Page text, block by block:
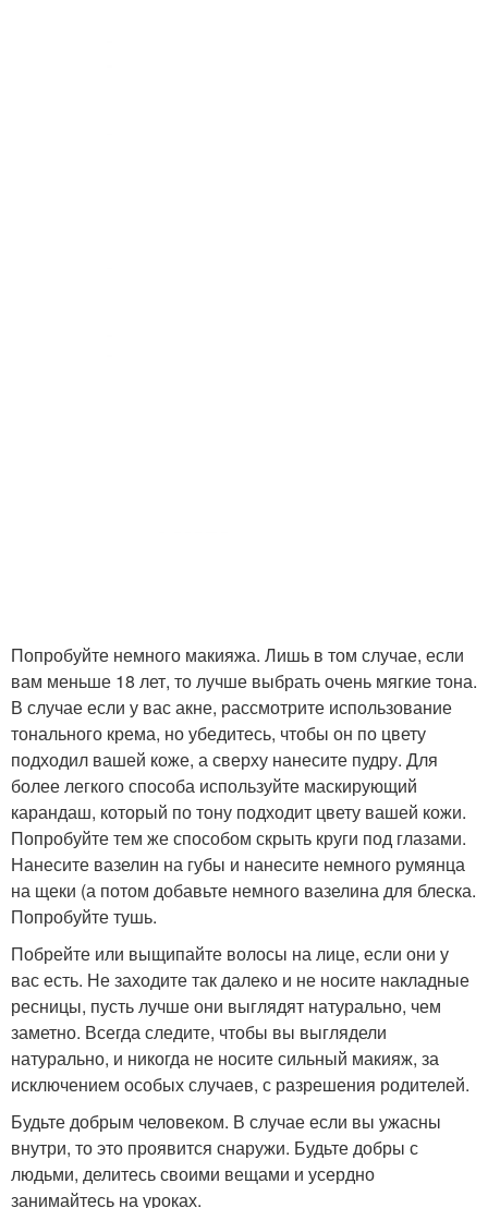
Попробуйте немного макияжа. Лишь в том случае, если
вам меньше 18 лет, то лучше выбрать очень мягкие тона.
В случае если у вас акне, рассмотрите использование
тонального крема, но убедитесь, чтобы он по цвету
подходил вашей коже, а сверху нанесите пудру. Для
более легкого способа используйте маскирующий
карандаш, который по тону подходит цвету вашей кожи.
Попробуйте тем же способом скрыть круги под глазами.
Нанесите вазелин на губы и нанесите немного румянца
на щеки (а потом добавьте немного вазелина для блеска.
Попробуйте тушь.
Побрейте или выщипайте волосы на лице, если они у
вас есть. Не заходите так далеко и не носите накладные
ресницы, пусть лучше они выглядят натурально, чем
заметно. Всегда следите, чтобы вы выглядели
натурально, и никогда не носите сильный макияж, за
исключением особых случаев, с разрешения родителей.
Будьте добрым человеком. В случае если вы ужасны
внутри, то это проявится снаружи. Будьте добры с
людьми, делитесь своими вещами и усердно
занимайтесь на уроках.